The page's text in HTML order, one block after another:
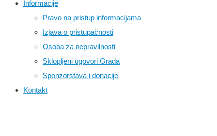
Informacije
Pravo na pristup informacijama
Izjava o pristupačnosti
Osoba za nepravilnosti
Sklopljeni ugovori Grada
Sponzorstava i donacije
Kontakt